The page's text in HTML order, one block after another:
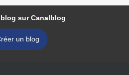
sur Canalblog
un blog